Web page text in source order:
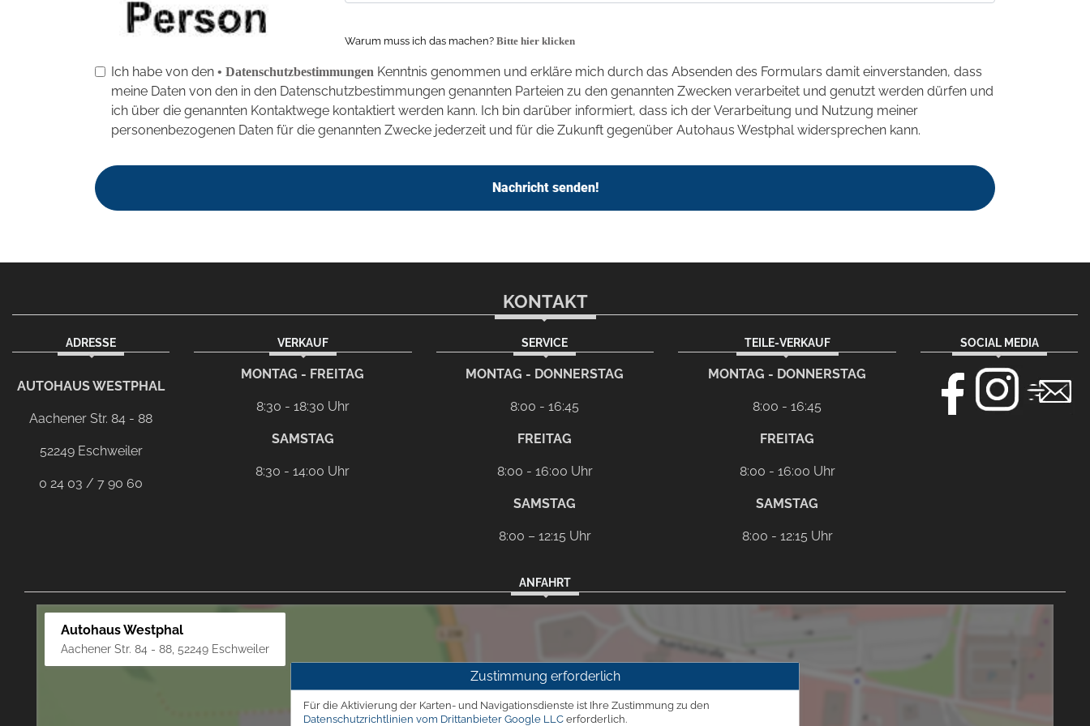
Warum muss ich das machen? Bitte hier klicken
Ich habe von den • Datenschutzbestimmungen Kenntnis genommen und erkläre mich durch das Absenden des Formulars damit einverstanden, dass
meine Daten von den in den Datenschutzbestimmungen genannten Parteien zu den genannten Zwecken verarbeitet und genutzt werden dürfen und
ich über die genannten Kontaktwege kontaktiert werden kann. Ich bin darüber informiert, dass ich der Verarbeitung und Nutzung meiner
personenbezogenen Daten für die genannten Zwecke jederzeit und für die Zukunft gegenüber Autohaus Westphal widersprechen kann.
Nachricht senden!
KONTAKT
ADRESSE
AUTOHAUS WESTPHAL
Aachener Str. 84 - 88
52249 Eschweiler
0 24 03 / 7 90 60
VERKAUF
MONTAG - FREITAG
8:30 - 18:30 Uhr
SAMSTAG
8:30 - 14:00 Uhr
SERVICE
MONTAG - DONNERSTAG
8:00 - 16:45
FREITAG
8:00 - 16:00 Uhr
SAMSTAG
8:00 – 12:15 Uhr
TEILE-VERKAUF
MONTAG - DONNERSTAG
8:00 - 16:45
FREITAG
8:00 - 16:00 Uhr
SAMSTAG
8:00 - 12:15 Uhr
SOCIAL MEDIA
Dieser Link führt zu Ihrem eMail-Programm
ANFAHRT
Autohaus Westphal
Aachener Str. 84 - 88, 52249 Eschweiler
Zustimmung erforderlich
Für die Aktivierung der Karten- und Navigationsdienste ist Ihre Zustimmung zu den
Datenschutzrichtlinien vom Drittanbieter Google LLCerforderlich.